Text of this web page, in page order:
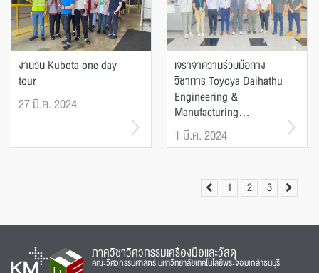
งานวัน Kubota one day
tour
27 มี.ค. 2024
เจราจาความร่วมมือทาง
วิชาการ Toyoya Daihathu
Engineering &
Manufacturing...
1 มี.ค. 2024
1 2 3
ภาควิชาวิศวกรรมเครื่องมือและวัสดุ
คณะวิศวกรรมศาสตร์ มหาวิทยาลัยเทคโนโลยีพระจอมเกล้าธนบุรี